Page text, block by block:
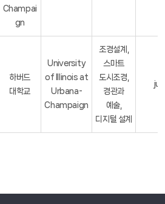
Champai
gn
하버드
대학교
University
of Illinois at
Urbana-
Champaign
조경설계,
스마트
도시조경,
경관과
예술,
디지털 설계